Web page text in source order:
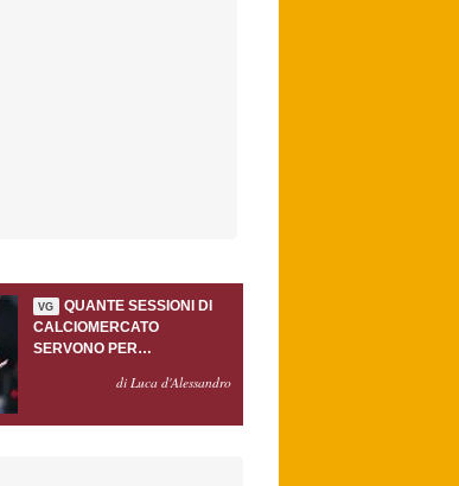
VG
QUANTE SESSIONI DI
CALCIOMERCATO
SERVONO PER
GASPERINI?di Luca d'Alessandro